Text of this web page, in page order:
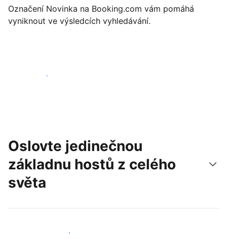
Označení Novinka na Booking.com vám pomáhá
vyniknout ve výsledcích vyhledávání.
Začít ještě dnes
Oslovte jedinečnou
základnu hostů z celého
světa
Oslovit nové hosty už dnes